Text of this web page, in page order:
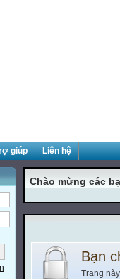
giúp Liên hệ
Chào mừng các
Bạn
Trang